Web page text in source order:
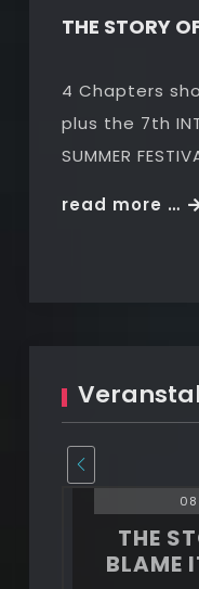
THE STORY
4 Chapters
plus the 7th
SUMMER
read more …
08
THE
BLAME